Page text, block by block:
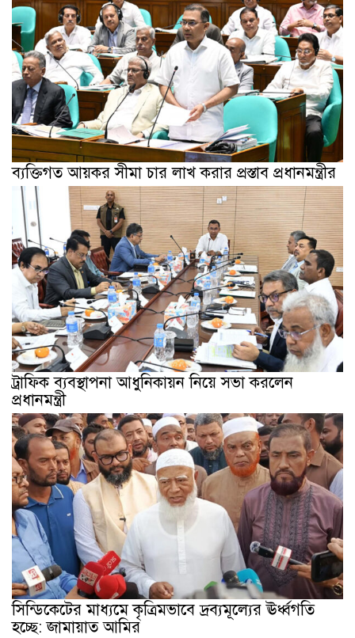
ব্যক্তিগত আয়কর সীমা চার লাখ করার প্রস্তাব প্রধানমন্ত্রীর
ট্রাফিক ব্যবস্থাপনা আধুনিকায়ন নিয়ে সভা করলেন
প্রধানমন্ত্রী
সিন্ডিকেটের মাধ্যমে কৃত্রিমভাবে দ্রব্যমূল্যের ঊর্ধ্বগতি
হচ্ছে: জামায়াত আমির